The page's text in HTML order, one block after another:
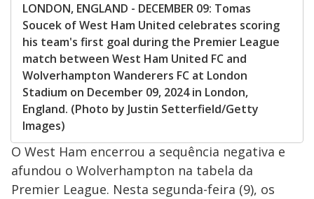
LONDON, ENGLAND - DECEMBER 09: Tomas
Soucek of West Ham United celebrates scoring
his team's first goal during the Premier League
match between West Ham United FC and
Wolverhampton Wanderers FC at London
Stadium on December 09, 2024 in London,
England. (Photo by Justin Setterfield/Getty
Images)
O West Ham encerrou a sequência negativa e
afundou o Wolverhampton na tabela da
Premier League. Nesta segunda-feira (9), os